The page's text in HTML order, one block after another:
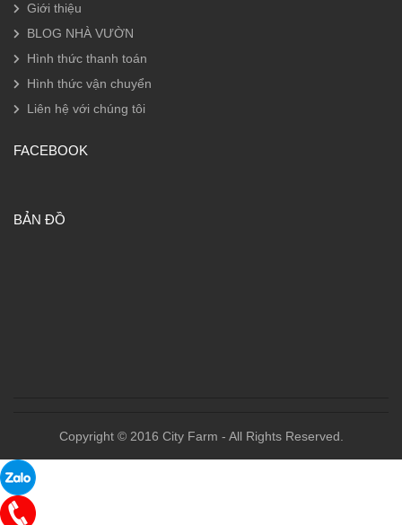
Giới thiệu
BLOG NHÀ VƯỜN
Hình thức thanh toán
Hình thức vận chuyển
Liên hệ với chúng tôi
FACEBOOK
BẢN ĐỒ
Copyright © 2016 City Farm - All Rights Reserved.